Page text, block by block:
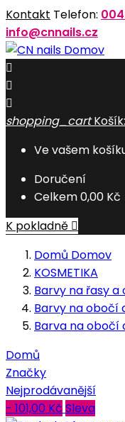
Kontakt Telefon:
info@cnnails.cz
Domov



shopping_cart Košík:
Ve vašem
Doručení
Celkem0,00 Kč
K pokladně 
Domů Domov
KOSMETIKA
Barvy na řasy a
Barvy na obočí
Barva na obočí
Domů
Značky
Nejprodávanější
- 101,00 Kč Sleva